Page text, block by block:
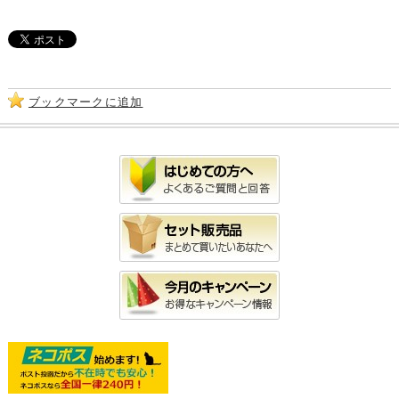
ブックマークに追加